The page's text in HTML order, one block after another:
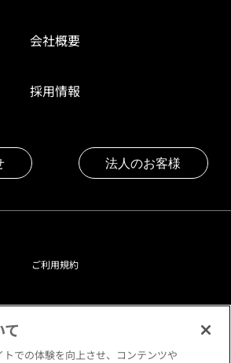
会社概要
採用情報
法人のお客様
ご利用規約
プライバシーポリシー
クッキーポリシー
での体験を向上させ、コンテンツや